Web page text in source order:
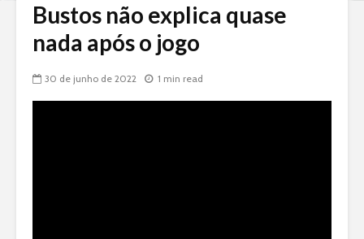
Bustos não explica quase
nada após o jogo
30 de junho de 2022 1 min read